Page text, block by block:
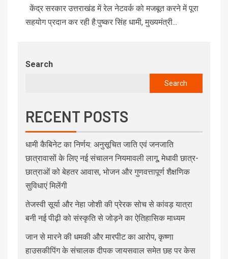
केंद्र सरकार उत्तराखंड में रेल नेटवर्क को मजबूत करने में पूरा
सहयोग प्रदान कर रही है:पुष्कर सिंह धामी, मुख्यमंत्री...
Search
Search
RECENT POSTS
धामी कैबिनेट का निर्णय: अनुसूचित जाति एवं जनजाति
छात्रावासों के लिए नई संचालन नियमावली लागू, मेधावी छात्र-
छात्राओं को बेहतर आवास, भोजन और गुणवत्तापूर्ण शैक्षणिक
सुविधाएं मिलेंगी
तेजस्वी सूर्या और नेहा जोशी की प्रेरक सोच से कांवड़ यात्रा
बनी नई पीढ़ी को संस्कृति से जोड़ने का ऐतिहासिक माध्यम
जान से मारने की धमकी और मारपीट का आरोप, कृष्णा
हाउसकीपिंग के संचालक दीपक जायसवाल समेत छह पर केस